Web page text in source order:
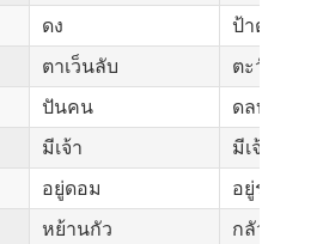
ดง
ป้าตง
ตาเว็นลับ
ตะวันตก
ปันคน
ดลบันดาล
มีเจ้า
มีเจ้านาย
อยู่ดอม
อยู่ร่วม
หย้านกัว
กลัว